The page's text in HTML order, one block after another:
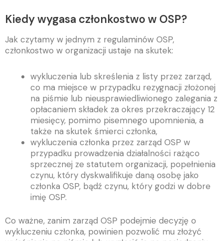
Kiedy wygasa członkostwo w OSP?
Jak czytamy w jednym z regulaminów OSP,
członkostwo w organizacji ustaje na skutek:
wykluczenia lub skreślenia z listy przez zarząd,
co ma miejsce w przypadku rezygnacji złożonej
na piśmie lub nieusprawiedliwionego zalegania z
opłacaniem składek za okres przekraczający 12
miesięcy, pomimo pisemnego upomnienia, a
także na skutek śmierci członka,
wykluczenia członka przez zarząd OSP w
przypadku prowadzenia działalności rażąco
sprzecznej ze statutem organizacji, popełnienia
czynu, który dyskwalifikuje daną osobę jako
członka OSP, bądź czynu, który godzi w dobre
imię OSP.
Co ważne, zanim zarząd OSP podejmie decyzję o
wykluczeniu członka, powinien pozwolić mu złożyć